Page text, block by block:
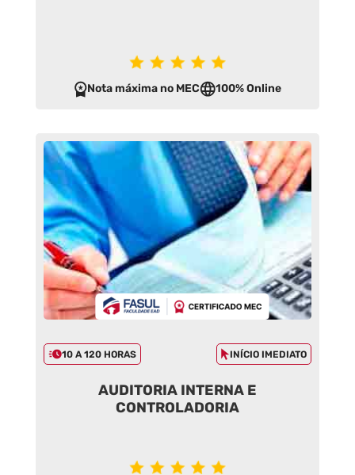
Nota máxima no MEC 100% Online
10 A 120 HORAS INÍCIO IMEDIATO
AUDITORIA INTERNA E
CONTROLADORIA